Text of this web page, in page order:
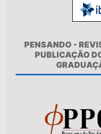
PENSANDO -
PUBLICAÇÃO